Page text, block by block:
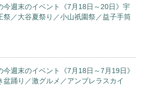
今週末のイベント《7月18日～20日》宇
祭／大谷夏祭り／小山祇園祭／益子手筒
今週末のイベント《7月18日～7月19日》
盆踊り／激グルメ／アンブレラスカイ